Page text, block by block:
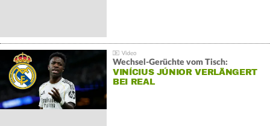
Wechsel-Gerüchte vom Tisch:
VINÍCIUS JÚNIOR VERLÄNGERT
BEI REAL